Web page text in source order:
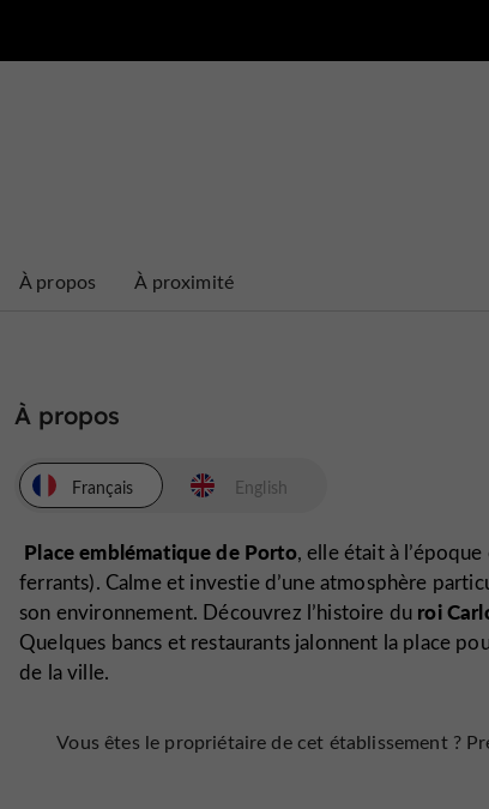
À propos À proximité
À propos
Français
Place emblématiquede Porto, elle était à
ferrants). Calme et investie d’uneatmosphère
son environnement. Découvrez l’histoire du roi
Quelques bancs et restaurants jalonnent la place
de la ville.
Vous êtes le propriétaire de cet établissement ?
English